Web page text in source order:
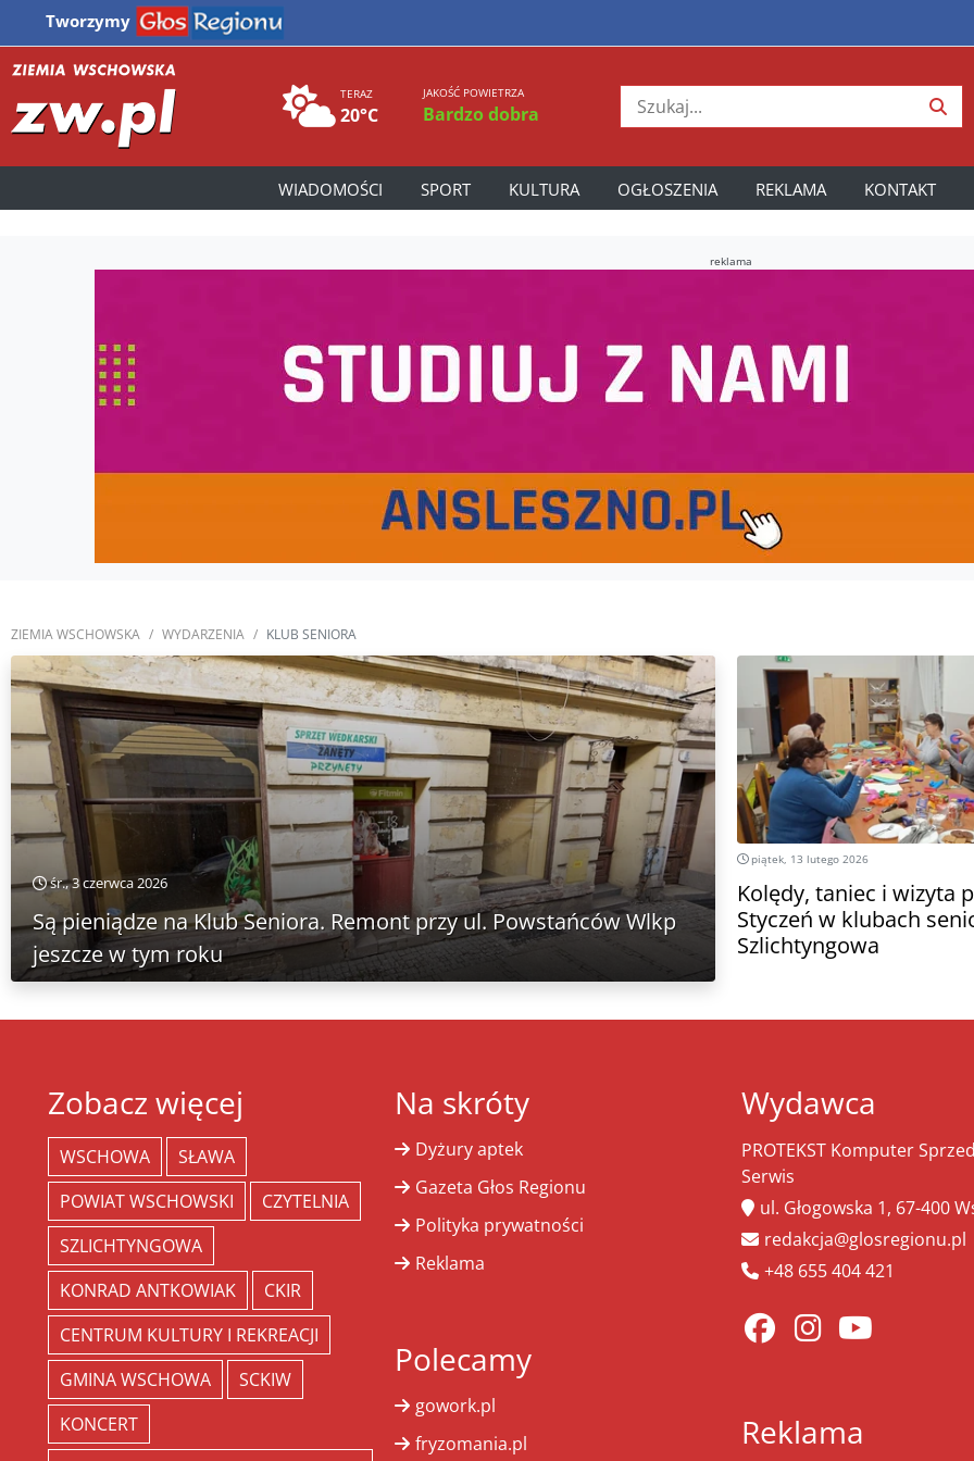
Tworzymy
TERAZ
20°C
JAKOŚĆ POWIETRZA
Bardzo dobra
WIADOMOŚCI SPORT KULTURA OGŁOSZENIA REKLAMA KONTAKT
reklama
ZIEMIA WSCHOWSKA WYDARZENIA KLUB SENIORA
śr., 3 czerwca 2026
Są pieniądze na Klub Seniora. Remont przy ul. Powstańców Wlkp
jeszcze w tym roku
piątek, 13 lutego 2026
Kolędy, taniec i wizyta
Styczeń w klubach
Szlichtyngowa
Zobacz więcej
WSCHOWA
SŁAWA
POWIAT WSCHOWSKI
CZYTELNIA
SZLICHTYNGOWA
KONRAD ANTKOWIAK
CKIR
CENTRUM KULTURY I REKREACJI
GMINA WSCHOWA
SCKIW
KONCERT
Na skróty
Dyżury aptek
Gazeta Głos Regionu
Polityka prywatności
Reklama
Polecamy
gowork.pl
fryzomania.pl
Wydawca
PROTEKST Komputer
Serwis
ul. Głogowska 1, 67-400
redakcja@glosregionu.pl
+48 655 404 421
Reklama